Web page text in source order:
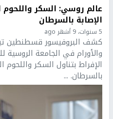
عالم روسي: السكر واللحوم
الإصابة بالسرطان
5 سنوات، 9 أشهر ago
كشف البروفيسور قسطنطين
والأورام في الجامعة الروسية
الإفراط بتناول السكر واللحوم
بالسرطان. ...